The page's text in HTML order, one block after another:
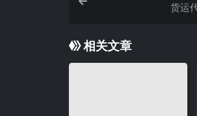
货运
相关文章